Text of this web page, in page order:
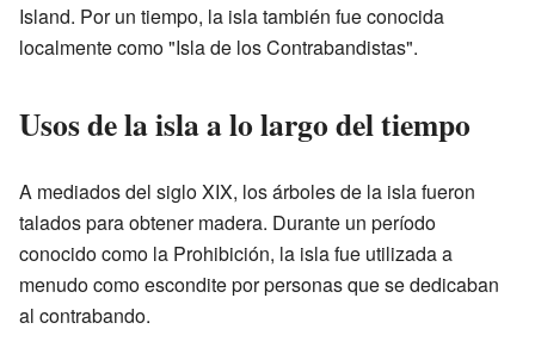
Island. Por un tiempo, la isla también fue conocida
localmente como "Isla de los Contrabandistas".
Usos de la isla a lo largo del tiempo
A mediados del siglo XIX, los árboles de la isla fueron
talados para obtener madera. Durante un período
conocido como la Prohibición, la isla fue utilizada a
menudo como escondite por personas que se dedicaban
al contrabando.